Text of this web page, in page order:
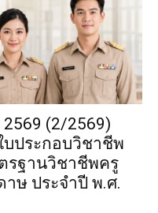
(2/2569)
บประกอบวิชาชีพ
รฐานวิชาชีพครู
าษ ประจำปี พ.ศ.